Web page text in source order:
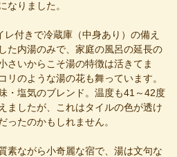
なりました。
付きで冷蔵庫（中身あり）の備え
た内湯のみで、家庭の風呂の延長の
さいからこそ湯の特徴は活きてま
のような湯の花も舞っています。
・塩気のブレンド。温度も41～42度
ましたが、これはタイルの色が透け
ったのかもしれません。
素ながら小奇麗な宿で、湯は文句な